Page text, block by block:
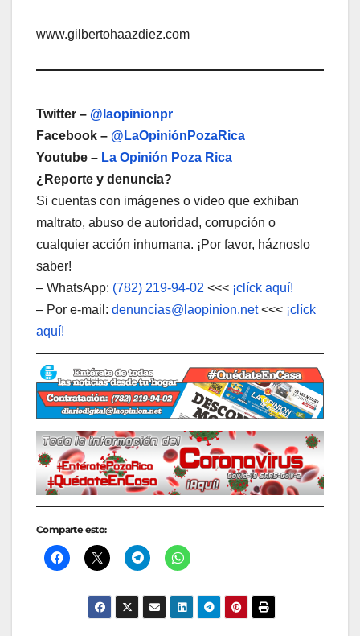
www.gilbertohaazdiez.com
Twitter – @laopinionpr
Facebook – @LaOpiniónPozaRica
Youtube – La Opinión Poza Rica
¿Reporte y denuncia?
Si cuentas con imágenes o video que exhiban
maltrato, abuso de autoridad, corrupción o
cualquier acción inhumana. ¡Por favor, háznoslo
saber!
– WhatsApp: (782) 219-94-02 <<< ¡clíck aquí!
– Por e-mail: denuncias@laopinion.net<<< ¡clíck
aquí!
Comparte esto: